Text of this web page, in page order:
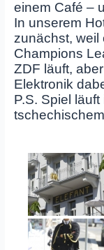
einem Café –
In unserem
zunächst, weil
Champions
ZDF läuft,
Elektronik
P.S. Spiel